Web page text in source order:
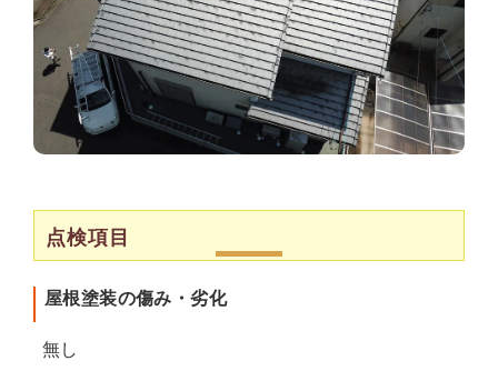
点検項目
屋根塗装の傷み・劣化
無し